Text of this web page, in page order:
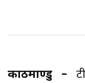
काठमाण्डु –